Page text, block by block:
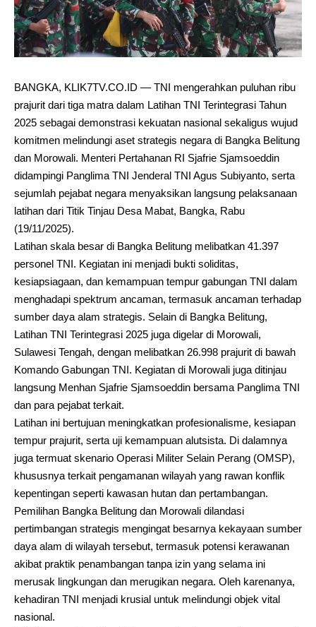
BANGKA, KLIK7TV.CO.ID — TNI mengerahkan puluhan ribu
prajurit dari tiga matra dalam Latihan TNI Terintegrasi Tahun
2025 sebagai demonstrasi kekuatan nasional sekaligus wujud
komitmen melindungi aset strategis negara di Bangka Belitung
dan Morowali. Menteri Pertahanan RI Sjafrie Sjamsoeddin
didampingi Panglima TNI Jenderal TNI Agus Subiyanto, serta
sejumlah pejabat negara menyaksikan langsung pelaksanaan
latihan dari Titik Tinjau Desa Mabat, Bangka, Rabu
(19/11/2025).
Latihan skala besar di Bangka Belitung melibatkan 41.397
personel TNI. Kegiatan ini menjadi bukti soliditas,
kesiapsiagaan, dan kemampuan tempur gabungan TNI dalam
menghadapi spektrum ancaman, termasuk ancaman terhadap
sumber daya alam strategis. Selain di Bangka Belitung,
Latihan TNI Terintegrasi 2025 juga digelar di Morowali,
Sulawesi Tengah, dengan melibatkan 26.998 prajurit di bawah
Komando Gabungan TNI. Kegiatan di Morowali juga ditinjau
langsung Menhan Sjafrie Sjamsoeddin bersama Panglima TNI
dan para pejabat terkait.
Latihan ini bertujuan meningkatkan profesionalisme, kesiapan
tempur prajurit, serta uji kemampuan alutsista. Di dalamnya
juga termuat skenario Operasi Militer Selain Perang (OMSP),
khususnya terkait pengamanan wilayah yang rawan konflik
kepentingan seperti kawasan hutan dan pertambangan.
Pemilihan Bangka Belitung dan Morowali dilandasi
pertimbangan strategis mengingat besarnya kekayaan sumber
daya alam di wilayah tersebut, termasuk potensi kerawanan
akibat praktik penambangan tanpa izin yang selama ini
merusak lingkungan dan merugikan negara. Oleh karenanya,
kehadiran TNI menjadi krusial untuk melindungi objek vital
nasional.